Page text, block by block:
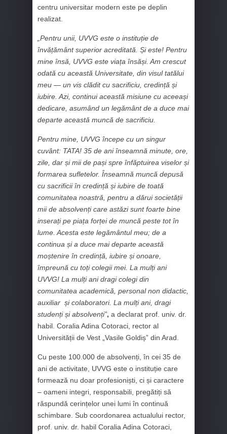
centru universitar modern este pe deplin
realizat.
„Pentru unii, UVVG este o instituție de
învățământ superior acreditată. Și este! Pentru
mine însă, UVVG este viața însăși. Am crescut
odată cu această Universitate, din visul tatălui
meu — un vis clădit cu sacrificiu, credință și
iubire. Azi, continui această misiune cu aceeași
dedicare, asumând un legământ de a duce mai
departe această muncă de sacrificiu.
Pentru mine, UVVG începe cu un singur
cuvânt: TATA! 35 de ani înseamnă minute, ore,
zile, dar și mii de pași spre înfăptuirea viselor și
formarea sufletelor. Înseamnă muncă depusă
cu sacrificii în credință și iubire de toată
comunitatea noastră, pentru a dărui societății
mii de absolvenți care astăzi sunt foarte bine
inserați pe piața forței de muncă peste tot în
lume. Acesta este legământul meu; de a
continua și a duce mai departe această
moștenire în credință, iubire și onoare,
împreună cu toți colegii mei. La mulți ani
UVVG! La mulți ani dragi colegi din
comunitatea academică, personal non didactic,
auxiliar și colaboratori. La mulți ani, dragi
studenți și absolvenți”, a declarat prof. univ. dr.
habil. Coralia Adina Cotoraci, rector al
Universității de Vest „Vasile Goldiș” din Arad.
Cu peste 100.000 de absolvenți, în cei 35 de
ani de activitate, UVVG este o instituție care
formează nu doar profesioniști, ci și caractere
– oameni integri, responsabili, pregătiți să
răspundă cerințelor unei lumi în continuă
schimbare. Sub coordonarea actualului rector,
prof. univ. dr. habil Coralia Adina Cotoraci,